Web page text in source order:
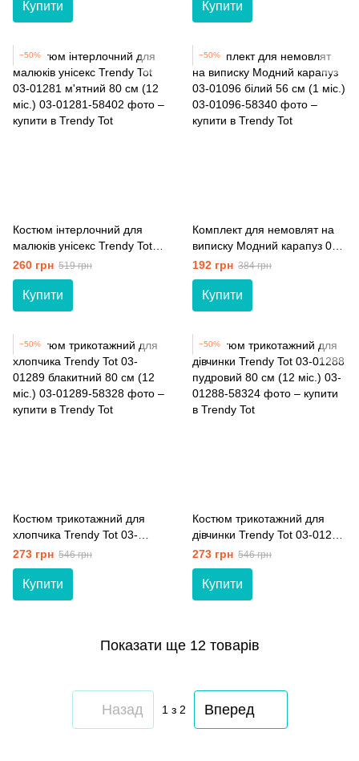
Купити Купити
−50%
Костюм інтерлочний для
малюків унісекс Trendy Tot
03-01281 м'ятний 80 см (12
мiс.)
260 грн 519 грн
Купити
−50%
Комплект для немовлят на
виписку Модний карапуз 03-
01096 білий 56 см (1 мiс.)
192 грн 384 грн
Купити
−50%
Костюм трикотажний для
хлопчика Trendy Tot 03-
01289 блакитний 80 см (12
мiс.)
273 грн 546 грн
Купити
−50%
Костюм трикотажний для
дівчинки Trendy Tot 03-01288
пудровий 80 см (12 мiс.)
273 грн 546 грн
Купити
Показати ще 12 товарів
Назад 1 з 2 Вперед